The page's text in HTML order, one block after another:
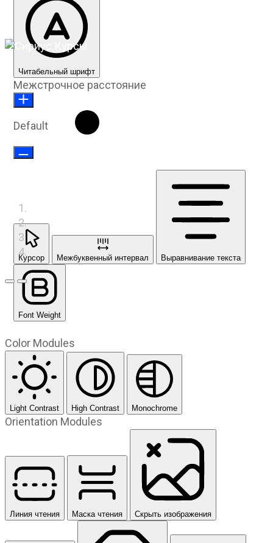
Предыдущий слайд
Следующий слайд
Читабельный шрифт
Межстрочное расстояние
Default
Курсор Межбуквенный интервал Выравнивание текста
Font Weight
Color Modules
Light Contrast High Contrast Monochrome
Orientation Modules
Линия чтения Маска чтения Скрыть изображения